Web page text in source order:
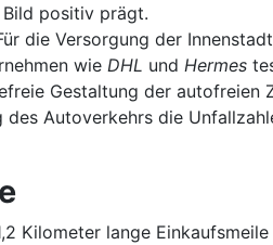
positiv prägt.
die Versorgung der
wie DHL und Hermes
Gestaltung der autofreien
des Autoverkehrs die
Kilometer lange